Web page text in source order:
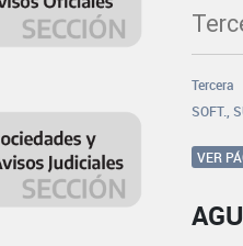
Tercera
SOFT.,
VER